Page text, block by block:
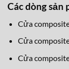
Các dòng sản
Cửa
Cửa
Cửa